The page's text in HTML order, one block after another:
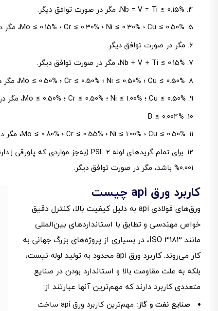
Nb = V = Ti ≤ 0.15%، مگر در صورت توافق دیگر.
Cu ≤ 0.50% ؛ Ni ≤ 0.30% ؛ Cr ≤ 0.30% ؛ Mo ≤ 0.15%، مگر در صورت توافق دیگر.
مگر در صورت توافق دیگر.
Nb + V + Ti ≤ 0.15%، مگر در صورت توافق دیگر.
Cu ≤ 0.50% ؛ Ni ≤ 0.50% ؛ Cr ≤ 0.50% ؛ Mo ≤ 0.50%، مگر در صورت توافق دیگر.
Cu ≤ 0.50% ؛ Ni ≤ 1.00% ؛ Cr ≤ 0.50% ؛ Mo ≤ 0.50%، مگر در صورت توافق دیگر.
B ≤ 0.004%
Cu ≤ 0.50% ؛ Ni ≤ 1.00% ؛ Cr ≤ 0.55% ؛ Mo ≤ 0.80%، مگر در صورت توافق دیگر.
0.001% باشد، مگر در صورت توافق دیگر.
کاربرد ورق api چیست
ورق‌های فولادی api به دلیل کیفیت بالا، کنترل دقیق
خواص مهندسی و تطابق با استانداردهای بین‌المللی
مانند ISO 3183، در بسیاری از پروژه‌های بزرگ جهانی به
کار می‌روند. کاربرد ورق api محدود به تولید لوله نیست،
بلکه به علت مقاومت بالا و استاندارد بودن در صنایع
متعددی کاربرد دارند که مهم‌ترین آنها عبارتند از:
صنایع نفت و گاز:
مهم‌ترین کاربرد ورق api ساخت